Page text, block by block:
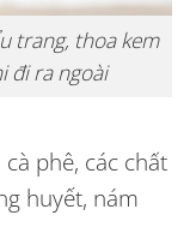
trang, thoa kem
đi ra ngoài
phê, các chất
huyết, nám